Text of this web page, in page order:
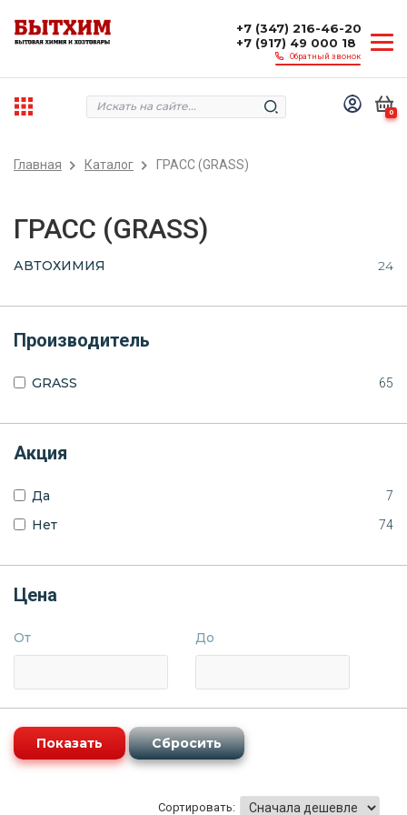
+7 (347) 216-46-20
+7 (917) 49 000 18
Обратный звонок
0
Главная Каталог ГРАСС (GRASS)
ГРАСС (GRASS)
АВТОХИМИЯ 24
Производитель
GRASS 65
Акция
Да 7
Нет 74
Цена
От До
Сортировать: